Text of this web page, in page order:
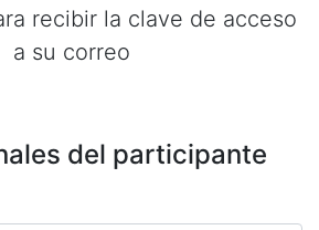
recibir la clave de acceso
a su correo
del participante